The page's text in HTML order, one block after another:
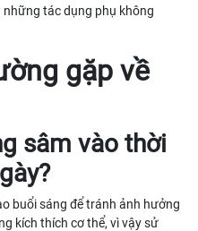
tác dụng phụ không
gặp về
sâm vào thời
buổi sáng để tránh ảnh hưởng
kích thích cơ thể, vì vậy sử